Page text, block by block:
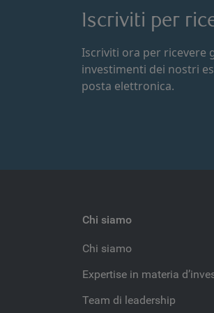
Iscriviti per
Iscriviti ora per ricevere
investimenti dei nostri
posta elettronica.
Chi siamo
Chi siamo
Expertise in materia
Team di leadership